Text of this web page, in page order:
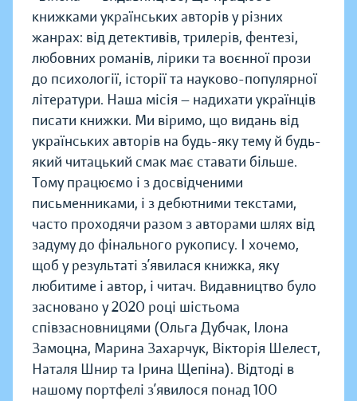
книжками українських авторів у різних
жанрах: від детективів, трилерів, фентезі,
любовних романів, лірики та воєнної прози
до психології, історії та науково-популярної
літератури. Наша місія — надихати українців
писати книжки. Ми віримо, що видань від
українських авторів на будь-яку тему й будь-
який читацький смак має ставати більше.
Тому працюємо і з досвідченими
письменниками, і з дебютними текстами,
часто проходячи разом з авторами шлях від
задуму до фінального рукопису. І хочемо,
щоб у результаті з’явилася книжка, яку
любитиме і автор, і читач. Видавництво було
засновано у 2020 році шістьома
співзасновницями (Ольга Дубчак, Ілона
Замоцна, Марина Захарчук, Вікторія Шелест,
Наталя Шнир та Ірина Щепіна). Відтоді в
нашому портфелі з’явилося понад 100